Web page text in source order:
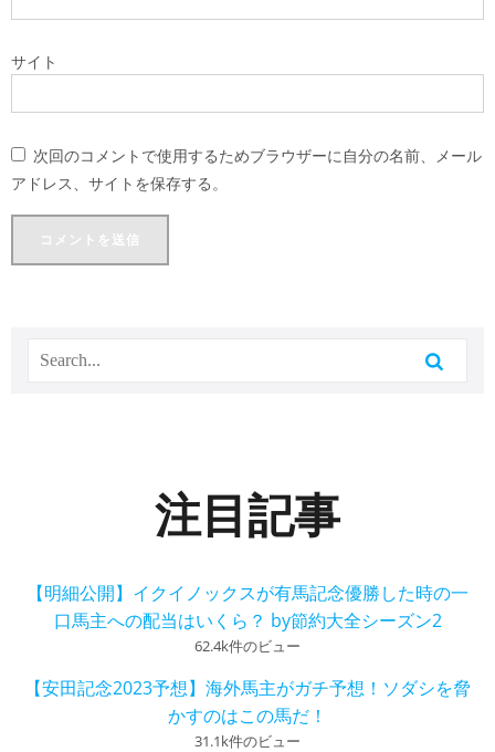
サイト
次回のコメントで使用するためブラウザーに自分の名前、メール
アドレス、サイトを保存する。
注目記事
【明細公開】イクイノックスが有馬記念優勝した時の一
口馬主への配当はいくら？ by節約大全シーズン2
62.4k件のビュー
【安田記念2023予想】海外馬主がガチ予想！ソダシを脅
かすのはこの馬だ！
31.1k件のビュー